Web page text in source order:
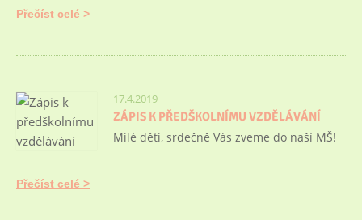
Přečíst celé
17.4.2019
ZÁPIS K PŘEDŠKOLNÍMU VZDĚLÁVÁNÍ
Milé děti, srdečně Vás zveme do naší MŠ!
Přečíst celé